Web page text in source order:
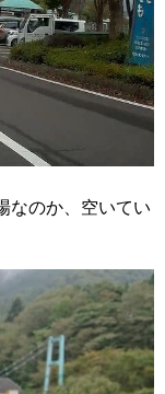
なのか、空いてい